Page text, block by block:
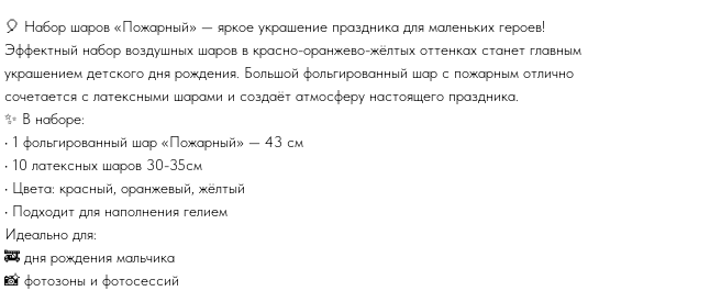
🎈 Набор шаров «Пожарный» — яркое украшение праздника для маленьких героев!
Эффектный набор воздушных шаров в красно-оранжево-жёлтых оттенках станет главным
украшением детского дня рождения. Большой фольгированный шар с пожарным отлично
сочетается с латексными шарами и создаёт атмосферу настоящего праздника.
✨ В наборе:
• 1 фольгированный шар «Пожарный» — 43 см
• 10 латексных шаров 30-35см
• Цвета: красный, оранжевый, жёлтый
• Подходит для наполнения гелием
Идеально для:
🚒 дня рождения мальчика
📸 фотозоны и фотосессий